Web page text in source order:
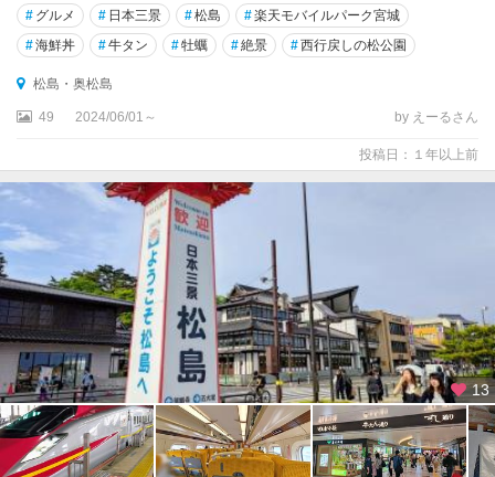
# グルメ # 日本三景 #松島 #楽天モバイルパーク宮城
#海鮮丼 #牛タン #牡蠣 #絶景 #西行戻しの松公園
松島・奥松島
49 2024/06/01～ by えーるさん
投稿日：１年以上前
13